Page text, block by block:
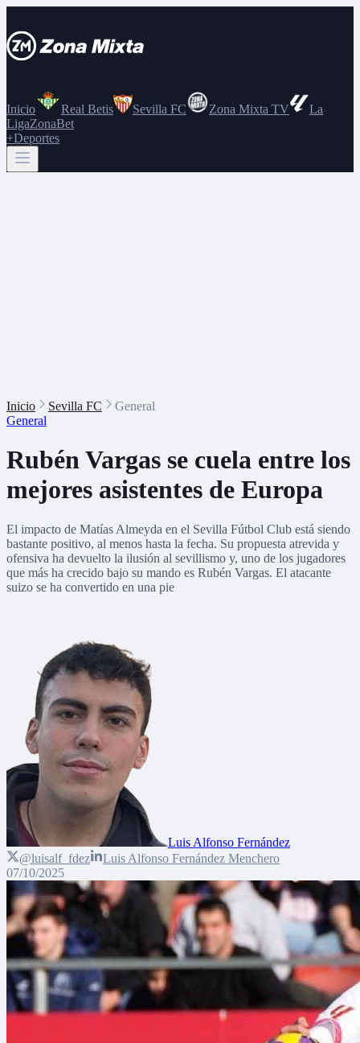
Inicio Real Betis Sevilla FC Zona Mixta TV
La
LigaZonaBet
+Deportes
Inicio Sevilla FC
General
General
Rubén Vargas se cuela entre los
mejores asistentes de Europa
El impacto de Matías Almeyda en el Sevilla Fútbol Club está siendo
bastante positivo, al menos hasta la fecha. Su propuesta atrevida y
ofensiva ha devuelto la ilusión al sevillismo y, uno de los jugadores
que más ha crecido bajo su mando es Rubén Vargas. El atacante
suizo se ha convertido en una pie
Luis Alfonso Fernández
@luisalf_fdez
Luis Alfonso Fernández Menchero
07/10/2025